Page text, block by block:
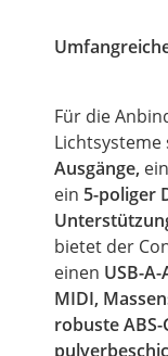
Für die
Lichtsysteme
Ausgänge, ein
ein 5-poliger
bietet der
einen USB-
MIDI,
robuste ABS-